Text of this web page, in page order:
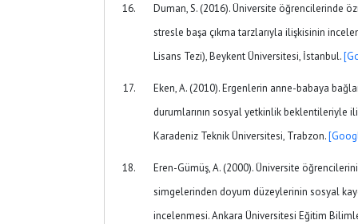
Duman, S. (2016). Üniversite öğrencilerinde
stresle başa çıkma tarzlarıyla ilişkisinin
Lisans Tezi), Beykent Üniversitesi, İstanbul.
Eken, A. (2010). Ergenlerin anne-babaya
durumlarının sosyal yetkinlik beklentileriyle
Karadeniz Teknik Üniversitesi, Trabzon.
Eren-Gümüş, A. (2000). Üniversite
simgelerinden doyum düzeylerinin sosyal
incelenmesi. Ankara Üniversitesi Eğitim